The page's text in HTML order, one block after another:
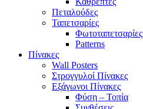
Πεταλούδες
Ταπετσαρίες
Φωτοταπετσαρίες
Patterns
Πίνακες
Wall Posters
Στρογγυλοί Πίνακες
Εξάγωνοι Πίνακες
Φύση – Τοπία